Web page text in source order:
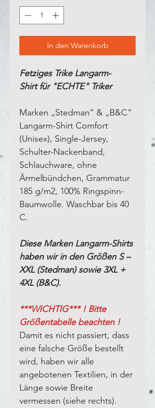
In den Warenkorb
Fetziges Trike Langarm-
Shirt für "ECHTE" Triker
Marken „Stedman“ & „B&C“
Langarm-Shirt Comfort
(Unisex), Single-Jersey,
Schulter-Nackenband,
Schlauchware, ohne
Ärmelbündchen, Grammatur
185 g/m2, 100% Ringspinn-
Baumwolle. Waschbar bis 40
C.
Diese Marken Langarm-Shirts
haben wir in den Größen S –
XXL (Stedman) sowie 3XL +
4XL (B&C).
***WICHTIG*** ! Bitte
Größentabelle beachten !
Damit es nicht passiert, dass
eine falsche Größe bestellt
wird, haben wir alle
angebotenen Textilien, in der
Länge sowie Breite
vermessen (siehe rechts).